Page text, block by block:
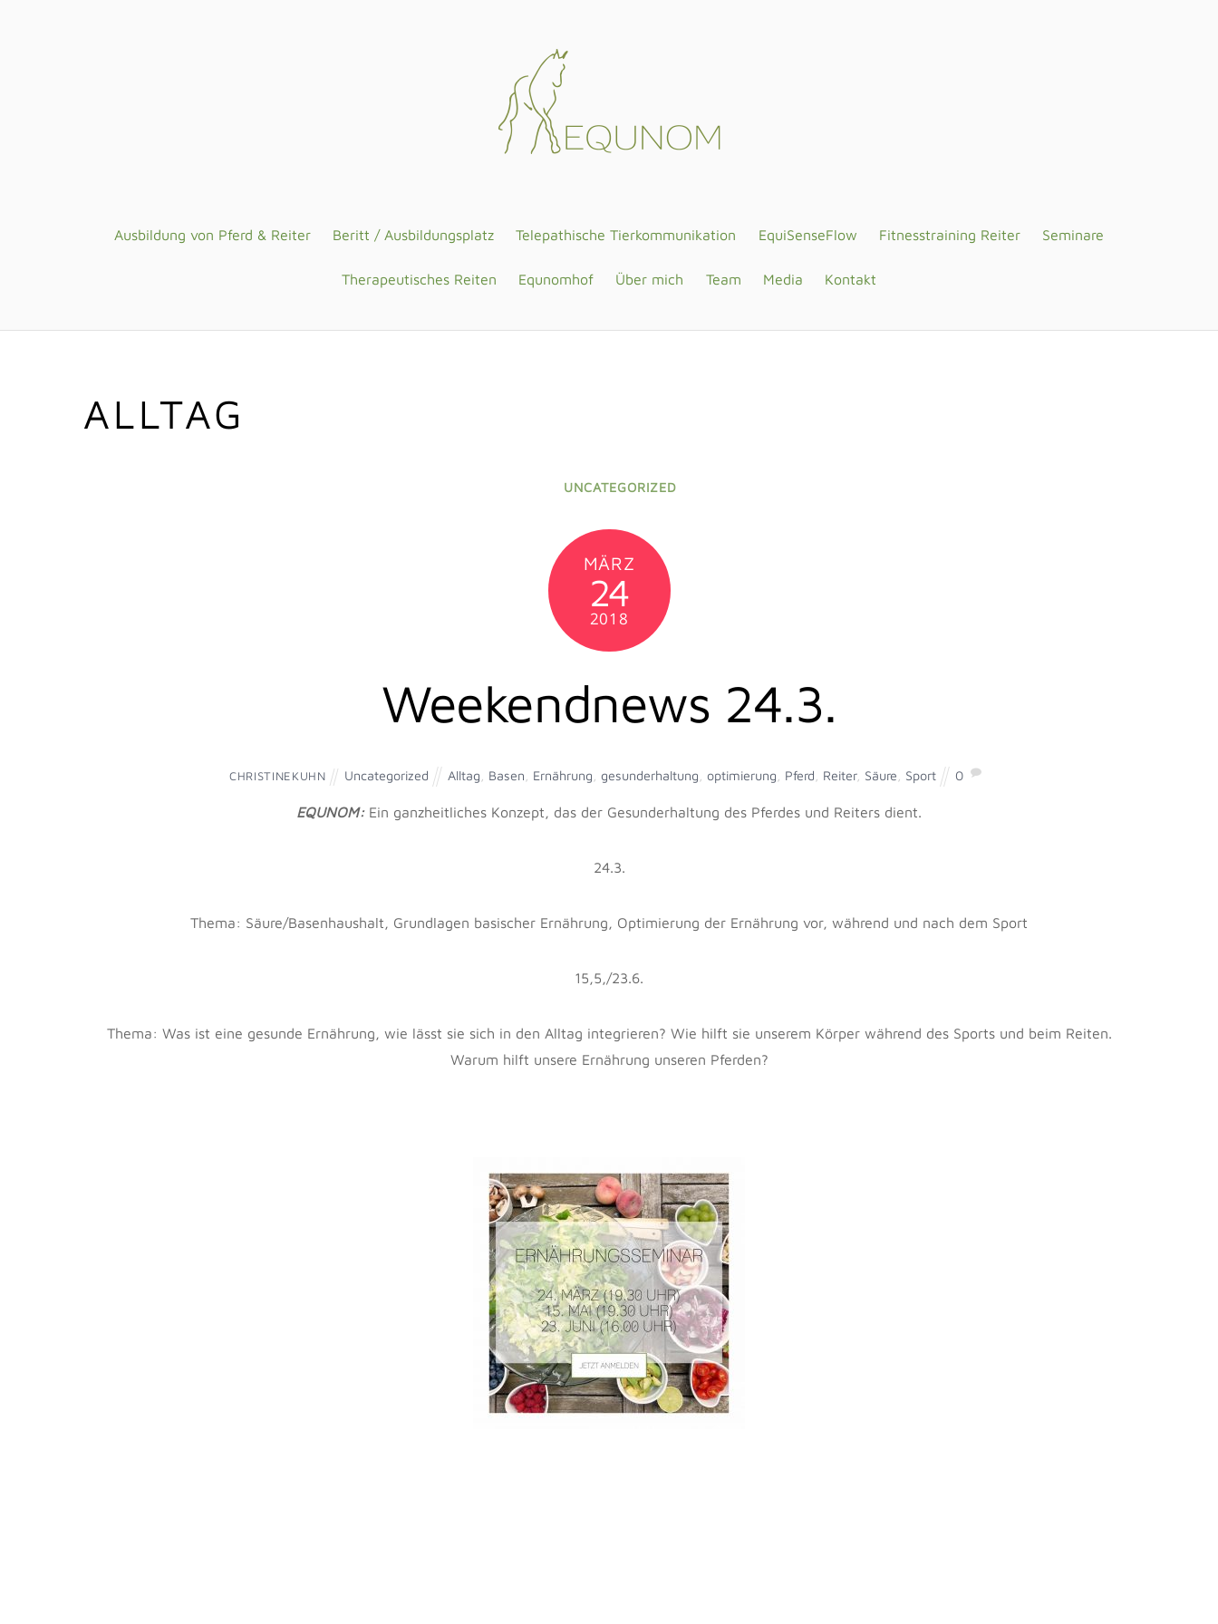
Ausbildung von Pferd & Reiter Beritt / Ausbildungsplatz Telepathische Tierkommunikation EquiSenseFlow Fitnesstraining Reiter Seminare
Therapeutisches Reiten Equnomhof Über mich Team Media Kontakt
ALLTAG
UNCATEGORIZED
MÄRZ
24
2018
Weekendnews 24.3.
CHRISTINEKUHN Uncategorized Alltag Basen Ernährung gesunderhaltung optimierung Pferd Reiter, Säure Sport 0
EQUNOM: Ein ganzheitliches Konzept, das der Gesunderhaltung des Pferdes und Reiters dient.
24.3.
Thema: Säure/Basenhaushalt, Grundlagen basischer Ernährung, Optimierung der Ernährung vor, während und nach dem Sport
15,5,/23.6.
Thema: Was ist eine gesunde Ernährung, wie lässt sie sich in den Alltag integrieren? Wie hilft sie unserem Körper während des Sports und beim Reiten.
Warum hilft unsere Ernährung unseren Pferden?